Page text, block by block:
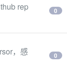
rep
0
，感
0